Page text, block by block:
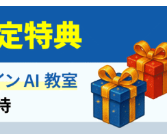
引用・参照内容の例